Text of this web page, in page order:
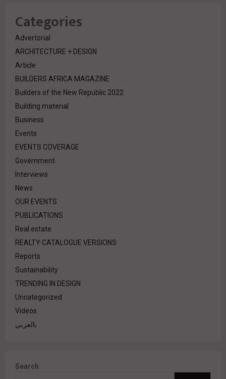
Categories
Advertorial
ARCHITECTURE + DESIGN
Article
BUILDERS AFRICA MAGAZINE
Builders of the New Republic 2022
Building material
Business
Events
EVENTS COVERAGE
Government
Interviews
News
OUR EVENTS
PUBLICATIONS
Real estate
REALTY CATALOGUE VERSIONS
Reports
Sustainability
TRENDING IN DESIGN
Uncategorized
Videos
بالعربي
Search